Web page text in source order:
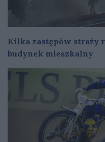
Kilka zastępów straży
budynek mieszkalny